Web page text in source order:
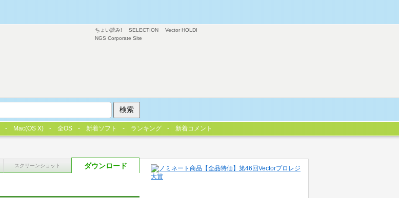
スクリーンショット ダウンロード
ちょい読み! SELECTION
Vector HOLDI
NGS Corporate Site
Mac(OS X) 全OS 新着ソフト ランキング 新着コメント